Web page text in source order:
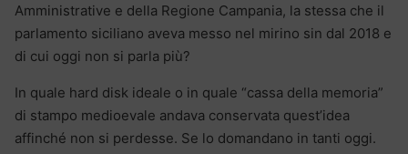
Amministrative e della Regione Campania, la stessa che il
parlamento siciliano aveva messo nel mirino sin dal 2018 e
di cui oggi non si parla più?
In quale hard disk ideale o in quale “cassa della memoria”
di stampo medioevale andava conservata quest’idea
affinché non si perdesse. Se lo domandano in tanti oggi.